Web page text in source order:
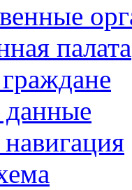
палата